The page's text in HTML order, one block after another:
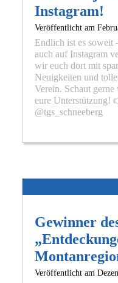
Instagram!
Veröffentlicht am
Endlich ist es soweit
auch auf Instagram
wir euch dort mit
Neuigkeiten und
Verein. Schaut
eure Unterstützung!
@tgs_schneeberg
Gewinner
Veröffentlicht am